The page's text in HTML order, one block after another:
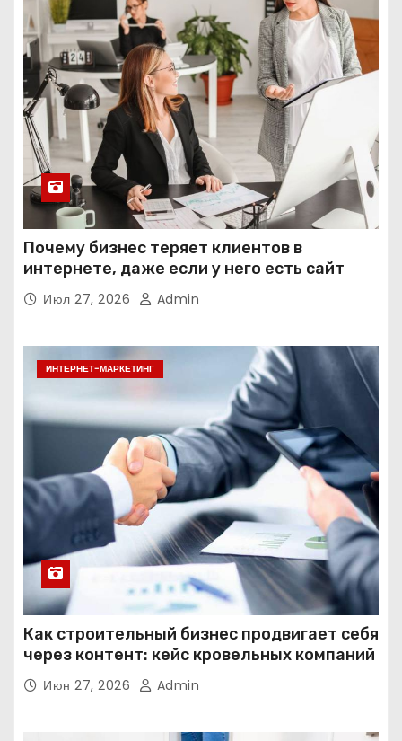
Почему бизнес теряет клиентов в
интернете, даже если у него есть сайт
Июл 27, 2026 Admin
ИНТЕРНЕТ-МАРКЕТИНГ
Как строительный бизнес продвигает себя
через контент: кейс кровельных компаний
Июн 27, 2026 Admin